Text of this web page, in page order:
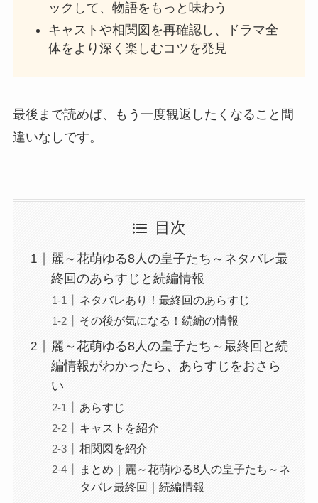
ックして、物語をもっと味わう
キャストや相関図を再確認し、ドラマ全
体をより深く楽しむコツを発見
最後まで読めば、もう一度観返したくなること間
違いなしです。
目次
麗～花萌ゆる8人の皇子たち～ネタバレ最
終回のあらすじと続編情報
ネタバレあり！最終回のあらすじ
その後が気になる！続編の情報
麗～花萌ゆる8人の皇子たち～最終回と続
編情報がわかったら、あらすじをおさら
い
あらすじ
キャストを紹介
相関図を紹介
まとめ｜麗～花萌ゆる8人の皇子たち～ネ
タバレ最終回｜続編情報